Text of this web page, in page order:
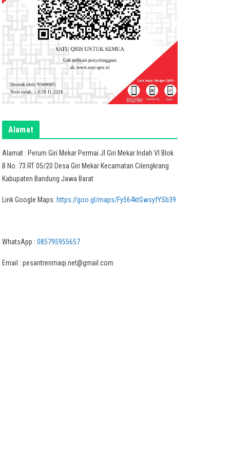
Alamat
Alamat : Perum Giri Mekar Permai Jl Giri Mekar Indah VI Blok
B No. 73 RT 05/20 Desa Giri Mekar Kecamatan Cilengkrang
Kabupaten Bandung Jawa Barat
Link Google Maps: https://goo.gl/maps/Fy564ktGwsyfYSb39
WhatsApp : 085795955657
Email : pesantrenmaqi.net@gmail.com